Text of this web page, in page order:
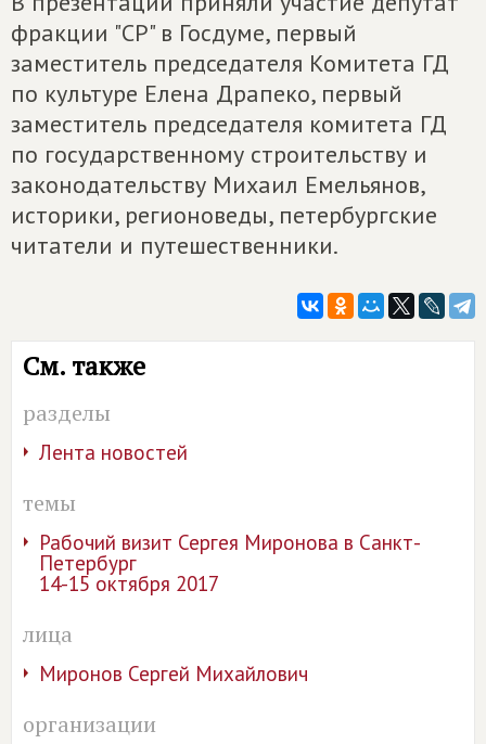
фракции "СР" в Госдуме, первый
заместитель председателя Комитета ГД
по культуре Елена Драпеко, первый
заместитель председателя комитета ГД
по государственному строительству и
законодательству Михаил Емельянов,
историки, регионоведы, петербургские
читатели и путешественники.
См. также
разделы
Лента новостей
темы
Рабочий визит Сергея Миронова в Санкт-
Петербург
14-15 октября 2017
лица
Миронов Сергей Михайлович
организации